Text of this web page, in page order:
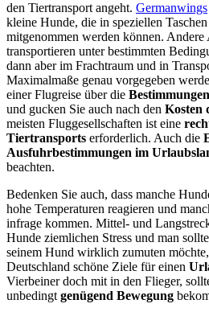
den Tiertransport angeht. Germanwings
kleine Hunde, die in speziellen
mitgenommen werden können.
transportieren unter bestimmten
dann aber im Frachtraum und in
Maximalmaße genau vorgegeben
einer Flugreise über die
und gucken Sie auch nach den Kosten
meisten Fluggesellschaften ist eine
Tiertransports erforderlich. Auch die
Ausfuhrbestimmungen im
beachten.
Bedenken Sie auch, dass manche
hohe Temperaturen reagieren und
infrage kommen. Mittel- und
Hunde ziemlichen Stress und man
seinem Hund wirklich zumuten
Deutschland schöne Ziele für einen
Vierbeiner doch mit in den Flieger,
unbedingt genügend Bewegung